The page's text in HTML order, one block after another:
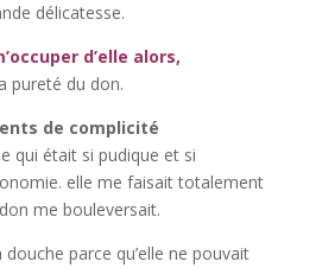
délicatesse.
d’elle alors,
pureté du don.
de complicité
qui était si pudique et si
elle me faisait totalement
me bouleversait.
parce qu’elle ne pouvait